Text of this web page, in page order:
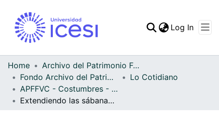
Statistics
Log In
Home
Archivo del Patrimonio Fotográfico y Fílmico del Valle del Cauca
Fondo Archivo del Patrimonio Fotográfico y Fílmico del Valle del Cauca
Lo Cotidiano
APFFVC - Costumbres - Patrimonial
Extendiendo las sábanas en el patio de la casa